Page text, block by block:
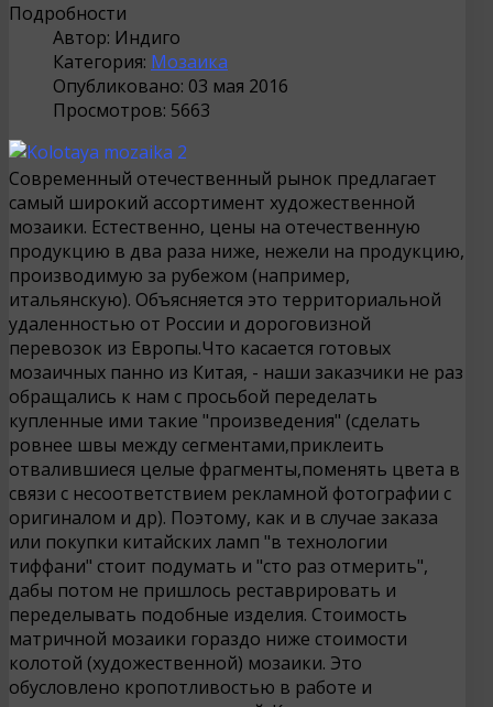
Подробности
Автор: Индиго
Категория: Мозаика
Опубликовано: 03 мая 2016
Просмотров: 5663
Современный отечественный рынок предлагает
самый широкий ассортимент художественной
мозаики. Естественно, цены на отечественную
продукцию в два раза ниже, нежели на продукцию,
производимую за рубежом (например,
итальянскую). Объясняется это территориальной
удаленностью от России и дороговизной
перевозок из Европы.Что касается готовых
мозаичных панно из Китая, - наши заказчики не раз
обращались к нам с просьбой переделать
купленные ими такие "произведения" (сделать
ровнее швы между сегментами,приклеить
отвалившиеся целые фрагменты,поменять цвета в
связи с несоответствием рекламной фотографии с
оригиналом и др). Поэтому, как и в случае заказа
или покупки китайских ламп "в технологии
тиффани" стоит подумать и "сто раз отмерить",
дабы потом не пришлось реставрировать и
переделывать подобные изделия. Стоимость
матричной мозаики гораздо ниже стоимости
колотой (художественной) мозаики. Это
обусловлено кропотливостью в работе и